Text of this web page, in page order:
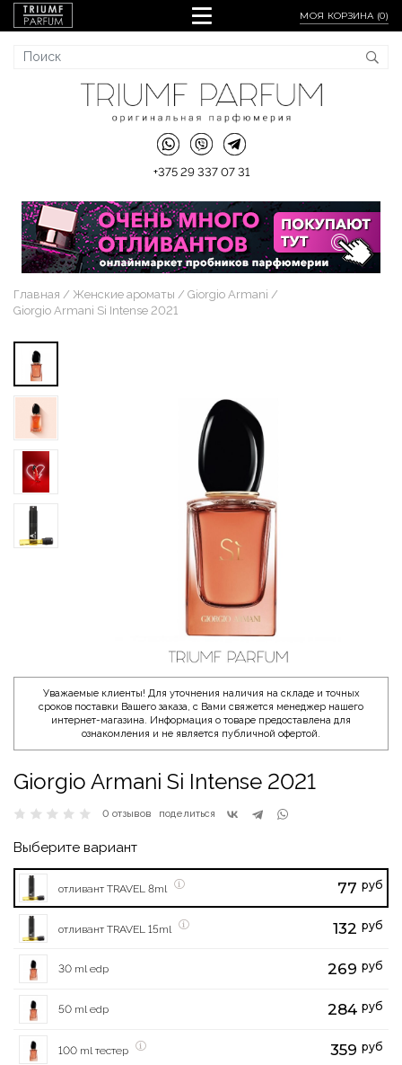
МОЯ КОРЗИНА (0)
+375 29 337 07 31
Главная Женские ароматы
Giorgio Armani
Giorgio Armani Si Intense 2021
Уважаемые клиенты! Для уточнения наличия на складе и точных
сроков поставки Вашего заказа, с Вами свяжется менеджер нашего
интернет-магазина. Информация о товаре предоставлена для
ознакомления и не является публичной офертой.
Giorgio Armani Si Intense 2021
0 отзывов поделиться
Выберите вариант
отливант TRAVEL 8ml 77 руб
отливант TRAVEL 15ml 132 руб
30 ml edp 269 руб
50 ml edp 284 руб
100 ml тестер 359 руб